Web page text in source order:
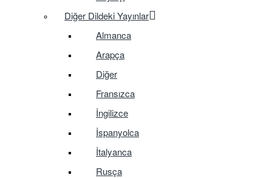
Diğer Dildeki Yayınlar
Almanca
Arapça
Diğer
Fransızca
İngilizce
İspanyolca
İtalyanca
Rusça